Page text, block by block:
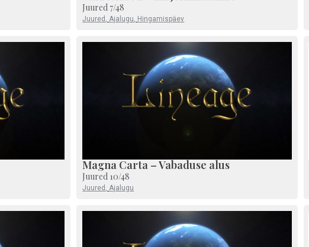
Juured 7/48
Juured ,Ajalugu, Hingamispäev
Magna Carta – Vabaduse alus
Juured 10/48
Juured ,Ajalugu